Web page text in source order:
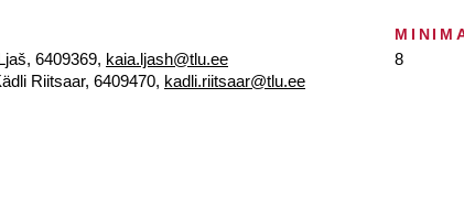
6409369, kaia.ljash@tlu.ee
Riitsaar, 6409470, kadli.riitsaar@tlu.ee
8